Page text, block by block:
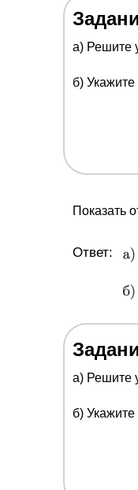
a) Решите
б)
Показать
Ответ:
a) Решите
б)